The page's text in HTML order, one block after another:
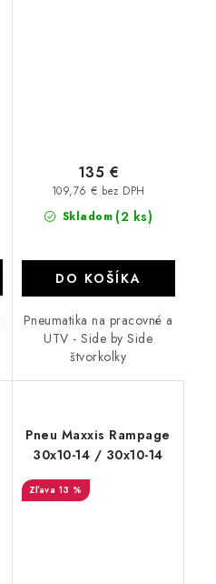
Skladom (2 ks)
109,76 € bez DPH
135 €
DO KOŠÍKA
Pneumatika na pracovné a
UTV - Side by Side
štvorkolky
Pneu Maxxis Rampage
30x10-14 / 30x10-14
13 %